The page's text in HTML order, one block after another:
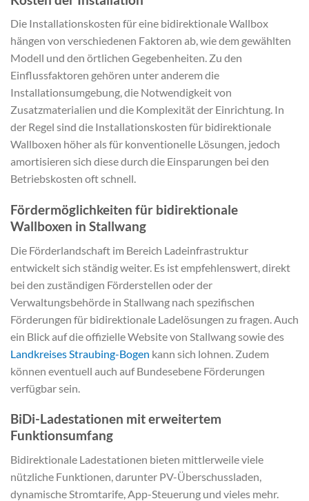
Die Installationskosten für eine bidirektionale Wallbox
hängen von verschiedenen Faktoren ab, wie dem gewählten
Modell und den örtlichen Gegebenheiten. Zu den
Einflussfaktoren gehören unter anderem die
Installationsumgebung, die Notwendigkeit von
Zusatzmaterialien und die Komplexität der Einrichtung. In
der Regel sind die Installationskosten für bidirektionale
Wallboxen höher als für konventionelle Lösungen, jedoch
amortisieren sich diese durch die Einsparungen bei den
Betriebskosten oft schnell.
Fördermöglichkeiten für bidirektionale
Wallboxen in Stallwang
Die Förderlandschaft im Bereich Ladeinfrastruktur
entwickelt sich ständig weiter. Es ist empfehlenswert, direkt
bei den zuständigen Förderstellen oder der
Verwaltungsbehörde in Stallwang nach spezifischen
Förderungen für bidirektionale Ladelösungen zu fragen. Auch
ein Blick auf die offizielle Website von Stallwang sowie des
Landkreises Straubing-Bogen kann sich lohnen. Zudem
können eventuell auch auf Bundesebene Förderungen
verfügbar sein.
BiDi-Ladestationen mit erweitertem
Funktionsumfang
Bidirektionale Ladestationen bieten mittlerweile viele
nützliche Funktionen, darunter PV-Überschussladen,
dynamische Stromtarife, App-Steuerung und vieles mehr.